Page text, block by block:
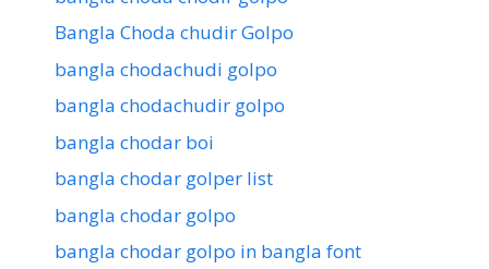
Bangla Choda chudir Golpo
bangla chodachudi golpo
bangla chodachudir golpo
bangla chodar boi
bangla chodar golper list
bangla chodar golpo
bangla chodar golpo in bangla font